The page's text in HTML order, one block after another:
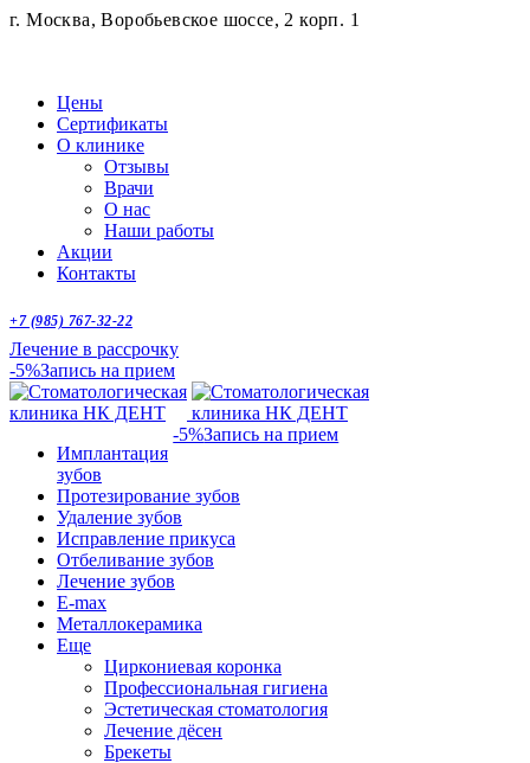
г. Москва, Воробьевское шоссе, 2 корп. 1
Цены
Сертификаты
О клинике
Отзывы
Врачи
О нас
Наши работы
Акции
Контакты
+7 (985) 767-32-22
Лечение в рассрочку
-5%Запись на прием
-5%Запись на прием
Имплантация
зубов
Протезирование зубов
Удаление зубов
Исправление прикуса
Отбеливание зубов
Лечение зубов
E-max
Металлокерамика
Еще
Циркониевая коронка
Профессиональная гигиена
Эстетическая стоматология
Лечение дёсен
Брекеты